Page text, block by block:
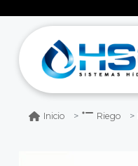
Inicio Riego